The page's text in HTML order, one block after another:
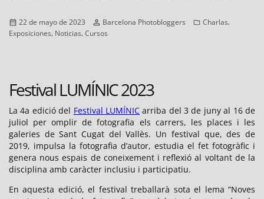
Publicado
el
22 de mayo de 2023 Autor
Barcelona Photobloggers Categorías
Charlas,
Exposiciones, Noticias, Cursos
Festival LUMÍNIC 2023
La 4a edició del Festival LUMÍNICarriba del 3 de juny al 16 de
juliol per omplir de fotografia els carrers, les places i les
galeries de Sant Cugat del Vallès. Un festival que, des de
2019, impulsa la fotografia d’autor, estudia el fet fotogràfic i
genera nous espais de coneixement i reflexió al voltant de la
disciplina amb caràcter inclusiu i participatiu.
En aquesta edició, el festival treballarà sota el lema “Noves